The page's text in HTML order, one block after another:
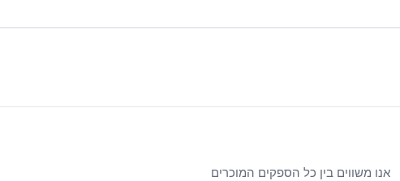
אנו משווים בין כל הספקים המוכרים